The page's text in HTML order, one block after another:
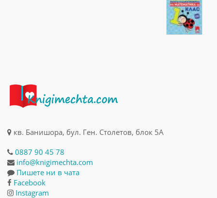
кв. Банишора, бул. Ген. Столетов, блок 5А
0887 90 45 78
info@knigimechta.com
Пишете ни в чата
Facebook
Instagram